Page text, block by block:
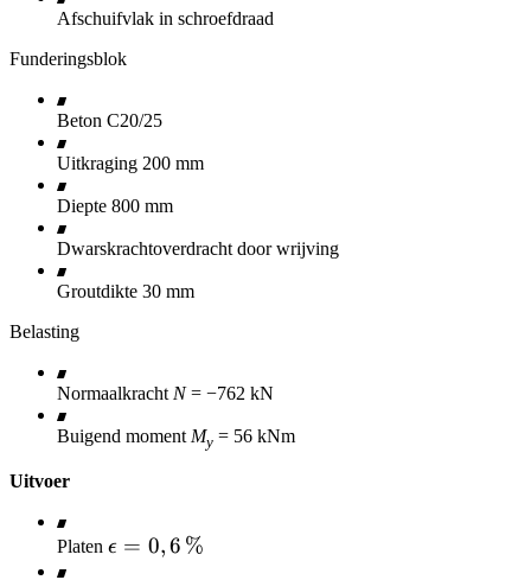
Afschuifvlak in schroefdraad
Funderingsblok
Beton C20/25
Uitkraging 200 mm
Diepte 800 mm
Dwarskrachtoverdracht door wrijving
Groutdikte 30 mm
Belasting
Normaalkracht N= −762 kN
Buigend moment My = 56 kNm
Uitvoer
Platen \epsilon
ϵ = 0,6 %